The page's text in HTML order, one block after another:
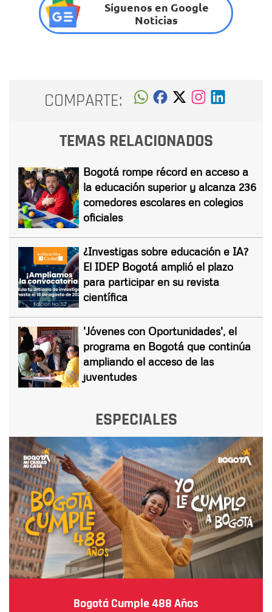
Síguenos en Google
Noticias
COMPARTE:
TEMAS RELACIONADOS
Bogotá rompe récord en acceso a
la educación superior y alcanza 236
comedores escolares en colegios
oficiales
¿Investigas sobre educación e IA?
El IDEP Bogotá amplió el plazo
para participar en su revista
científica
'Jóvenes con Oportunidades', el
programa en Bogotá que continúa
ampliando el acceso de las
juventudes
ESPECIALES
Bogotá Cumple 488 Años